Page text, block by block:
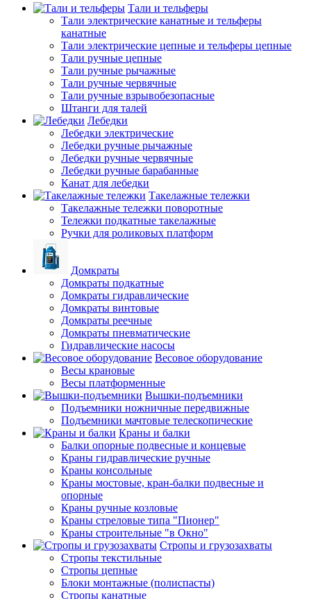
Тали и тельферы
Тали электрические канатные и тельферы
канатные
Тали электрические цепные и тельферы цепные
Тали ручные цепные
Тали ручные рычажные
Тали ручные червячные
Тали ручные взрывобезопасные
Штанги для талей
Лебедки
Лебедки электрические
Лебедки ручные рычажные
Лебедки ручные червячные
Лебедки ручные барабанные
Канат для лебедки
Такелажные тележки
Такелажные тележки поворотные
Тележки подкатные такелажные
Ручки для роликовых платформ
Домкраты
Домкраты подкатные
Домкраты гидравлические
Домкраты винтовые
Домкраты реечные
Домкраты пневматические
Гидравлические насосы
Весовое оборудование
Весы крановые
Весы платформенные
Вышки-подъемники
Подъемники ножничные передвижные
Подъемники мачтовые телескопические
Краны и балки
Балки опорные подвесные и концевые
Краны гидравлические ручные
Краны консольные
Краны мостовые, кран-балки подвесные и
опорные
Краны ручные козловые
Краны стреловые типа "Пионер"
Краны строительные "в Окно"
Стропы и грузозахваты
Стропы текстильные
Стропы цепные
Блоки монтажные (полиспасты)
Стропы канатные